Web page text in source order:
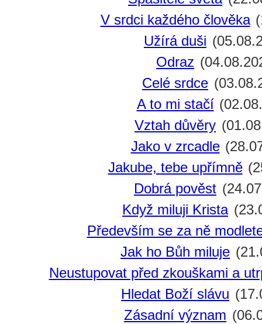
V srdci každého člověka
Užírá duši
Odraz
Celé srdce
A to mi stačí
Vztah důvěry
Jako v zrcadle
Jakube, tebe upřímně
Dobrá pověst
Když miluji Krista
Především se za ně
Jak ho Bůh miluje
Neustupovat před zkouškami a
Hledat Boží slávu
Zásadní význam